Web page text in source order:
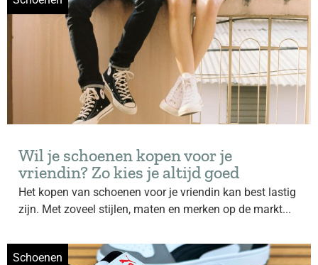
Wil je schoenen kopen voor je
vriendin? Zo kies je altijd goed
Het kopen van schoenen voor je vriendin kan best lastig
zijn. Met zoveel stijlen, maten en merken op de markt...
Schoenen